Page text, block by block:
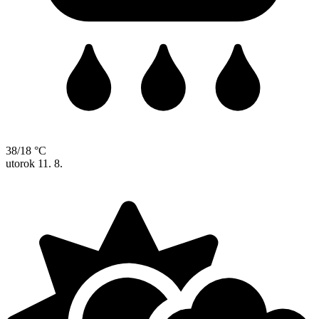
38/18 °C
utorok 11. 8.